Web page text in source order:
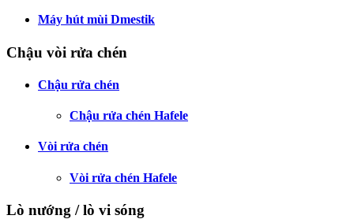
Máy hút mùi Dmestik
Chậu vòi rửa chén
Chậu rửa chén
Chậu rửa chén Hafele
Vòi rửa chén
Vòi rửa chén Hafele
Lò nướng / lò vi sóng